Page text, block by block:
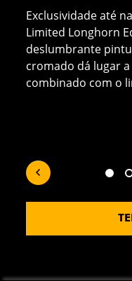
Exclusividade até
Limited Longhorn
deslumbrante
cromado dá lugar
combinado com o